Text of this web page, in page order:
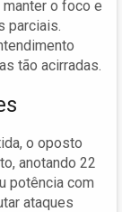
o foco e
parciais.
tão acirradas.
o oposto
anotando 22
potência com
ataques